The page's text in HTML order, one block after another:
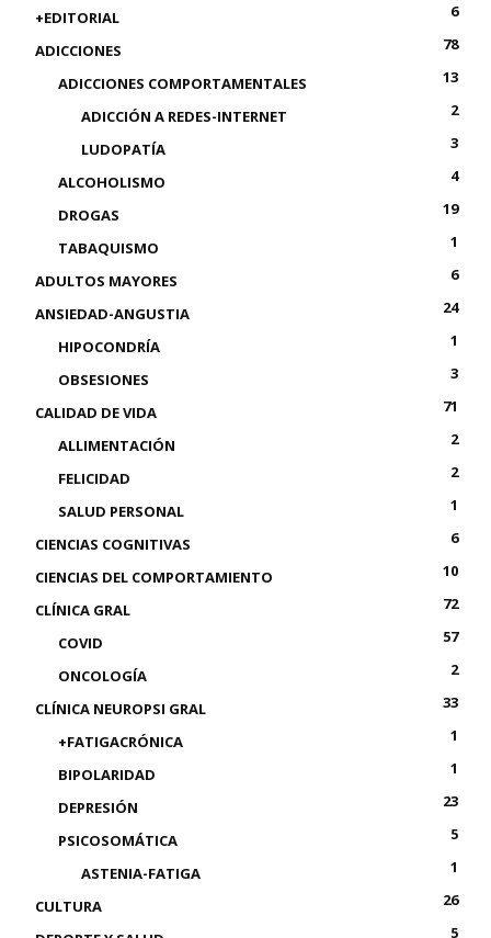
+EDITORIAL
6
ADICCIONES
78
ADICCIONES COMPORTAMENTALES
13
ADICCIÓN A REDES-INTERNET
2
LUDOPATÍA
3
ALCOHOLISMO
4
DROGAS
19
TABAQUISMO
1
ADULTOS MAYORES
6
ANSIEDAD-ANGUSTIA
24
HIPOCONDRÍA
1
OBSESIONES
3
CALIDAD DE VIDA
71
ALLIMENTACIÓN
2
FELICIDAD
2
SALUD PERSONAL
1
CIENCIAS COGNITIVAS
6
CIENCIAS DEL COMPORTAMIENTO
10
CLÍNICA GRAL
72
COVID
57
ONCOLOGÍA
2
CLÍNICA NEUROPSI GRAL
33
+FATIGACRÓNICA
1
BIPOLARIDAD
1
DEPRESIÓN
23
PSICOSOMÁTICA
5
ASTENIA-FATIGA
1
CULTURA
26
5